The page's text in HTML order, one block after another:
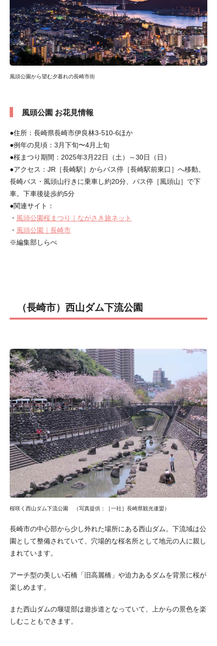
風頭公園から望む夕暮れの長崎市街
風頭公園 お花見情報
●住所：長崎県長崎市伊良林3-510-6ほか
●例年の見頃：3月下旬〜4月上旬
●桜まつり期間：2025年3月22日（土）～30日（日）
●アクセス：JR［長崎駅］からバス停［長崎駅前東口］へ移動。
長崎バス・風頭山行きに乗車し約20分、バス停［風頭山］で下
車。下車後徒歩約5分
●関連サイト：
・ 風頭公園桜まつり｜ながさき旅ネット
・ 風頭公園｜長崎市
※編集部しらべ
（長崎市）西山ダム下流公園
桜咲く西山ダム下流公園 （写真提供：［一社］長崎県観光連盟）
長崎市の中心部から少し外れた場所にある西山ダム。下流域は公
園として整備されていて、穴場的な桜名所として地元の人に親し
まれています。
アーチ型の美しい石橋「旧高麗橋」や迫力あるダムを背景に桜が
楽しめます。
また西山ダムの堰堤部は遊歩道となっていて、上からの景色を楽
しむこともできます。